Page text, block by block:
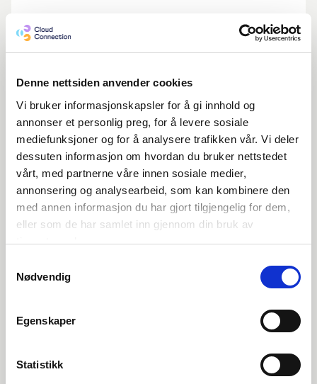
Denne nettsiden anvender cookies
Vi bruker informasjonskapsler for å gi innhold og
annonser et personlig preg, for å levere sosiale
mediefunksjoner og for å analysere trafikken vår. Vi deler
dessuten informasjon om hvordan du bruker nettstedet
vårt, med partnerne våre innen sosiale medier,
annonsering og analysearbeid, som kan kombinere den
med annen informasjon du har gjort tilgjengelig for dem,
eller som de har samlet inn gjennom din bruk av
tjenestene deres.
Nødvendig
Egenskaper
Statistikk
Se video
Cloud Tips |Uke 31
og fakturaer i Visma Net